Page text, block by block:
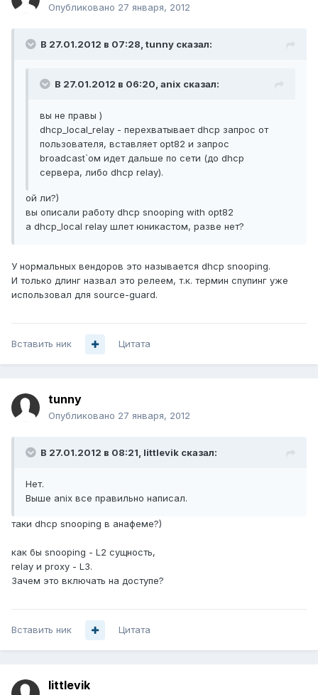
Опубликовано 27 января, 2012
В 27.01.2012 в 07:28, tunny сказал:
В 27.01.2012 в 06:20, anix сказал:
вы не правы )
dhcp_local_relay - перехватывает dhcp запрос от
пользователя, вставляет opt82 и запрос
broadcast`ом идет дальше по сети (до dhcp
сервера, либо dhcp relay).
ой ли?)
вы описали работу dhcp snooping with opt82
а dhcp_local relay шлет юникастом, разве нет?
У нормальных вендоров это называется dhcp snooping.
И только длинг назвал это релеем, т.к. термин спупинг уже
использовал для source-guard.
Вставить ник Цитата
tunny
Опубликовано 27 января, 2012
В 27.01.2012 в 08:21, littlevik сказал:
Нет.
Выше anix все правильно написал.
таки dhcp snooping в анафеме?)
как бы snooping - L2 сущность,
relay и proxy - L3.
Зачем это включать на доступе?
Вставить ник Цитата
littlevik